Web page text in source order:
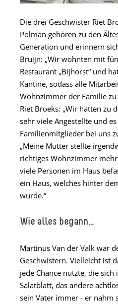
Die drei Geschwister Riet
Polman gehören zu den
Generation und erinnern
Bruijn: „Wir wohnten mit
Restaurant „Bijhorst“ und
Kantine, sodass alle
Wohnzimmer der Familie
Riet Broeks: „Wir hatten zu
sehr viele Angestellte und
Familienmitglieder bei uns
„Meine Mutter stellte
richtiges Wohnzimmer
viele Personen im Haus
ein Haus, welches hinter
wurde.“
Wie alles begann…
Martinus Van der Valk war
Geschwistern. Vielleicht ist
jede Chance nutzte, die sich
Salatblatt, das andere
sein Vater immer - er nahm